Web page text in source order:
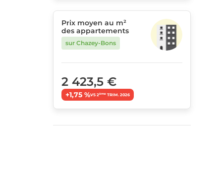
Prix moyen au m²
des appartements
sur Chazey-Bons
2 423,5 €
+1,75 %VS 2èmeTRIM. 2026